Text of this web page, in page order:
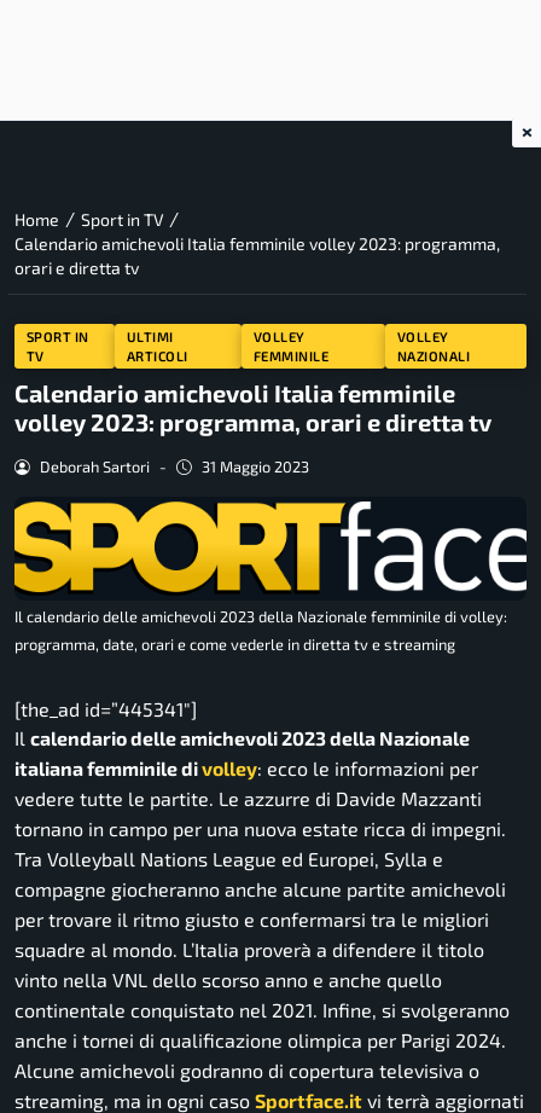
Home / Sport in TV /
Calendario amichevoli Italia femminile volley 2023: programma,
orari e diretta tv
SPORT IN
TV
ULTIMI
ARTICOLI
VOLLEY
FEMMINILE
VOLLEY
NAZIONALI
Calendario amichevoli Italia femminile
volley 2023: programma, orari e diretta tv
Deborah Sartori - 31 Maggio 2023
Il calendario delle amichevoli 2023 della Nazionale femminile di volley:
programma, date, orari e come vederle in diretta tv e streaming
[the_ad id=”445341″]
Il calendario delle amichevoli 2023 della Nazionale
italiana femminile divolley: ecco le informazioni per
vedere tutte le partite. Le azzurre di Davide Mazzanti
tornano in campo per una nuova estate ricca di impegni.
Tra Volleyball Nations League ed Europei, Sylla e
compagne giocheranno anche alcune partite amichevoli
per trovare il ritmo giusto e confermarsi tra le migliori
squadre al mondo. L’Italia proverà a difendere il titolo
vinto nella VNL dello scorso anno e anche quello
continentale conquistato nel 2021. Infine, si svolgeranno
anche i tornei di qualificazione olimpica per Parigi 2024.
Alcune amichevoli godranno di copertura televisiva o
streaming, ma in ogni caso Sportface.it vi terrà aggiornati
×